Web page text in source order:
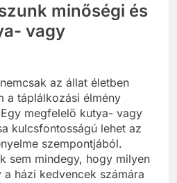
minőségi és
vagy
az állat életben
a táplálkozási élmény
megfelelő kutya- vagy
kulcsfontosságú lehet az
szempontjából.
sem mindegy, hogy milyen
házi kedvencek számára